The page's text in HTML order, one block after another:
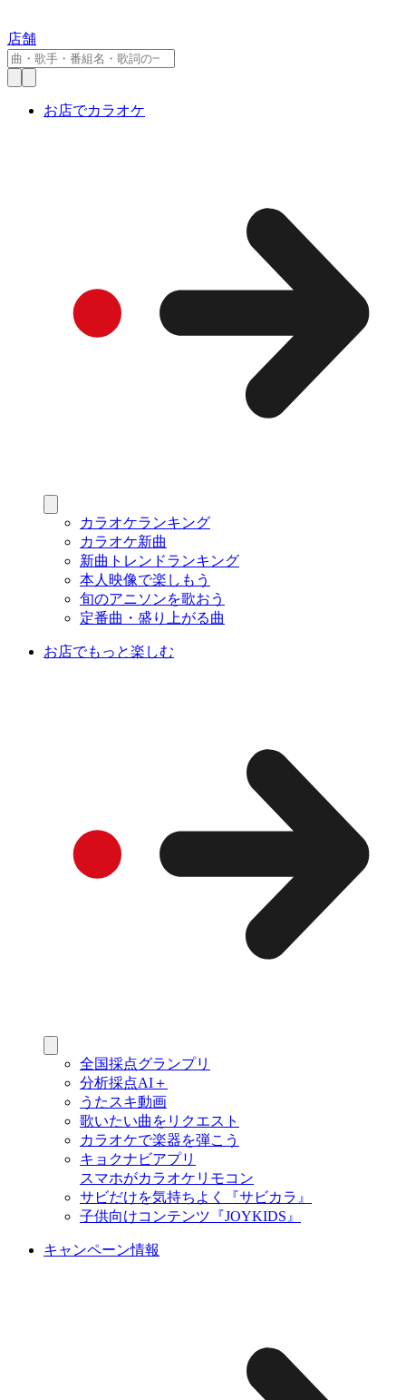
店舗
お店でカラオケ
カラオケランキング
カラオケ新曲
新曲トレンドランキング
本人映像で楽しもう
旬のアニソンを歌おう
定番曲・盛り上がる曲
お店でもっと楽しむ
全国採点グランプリ
分析採点AI＋
うたスキ動画
歌いたい曲をリクエスト
カラオケで楽器を弾こう
キョクナビアプリ
スマホがカラオケリモコン
サビだけを気持ちよく『サビカラ』
子供向けコンテンツ『JOYKIDS』
キャンペーン情報